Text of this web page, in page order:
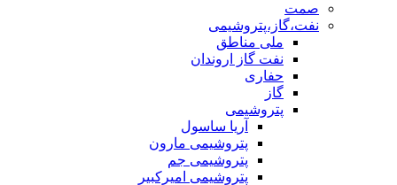
صمت
نفت،گاز،پتروشیمی
ملی مناطق
نفت گاز اروندان
حفاری
گاز
پتروشیمی
آریا ساسول
پتروشیمی مارون
پتروشیمی جم
پتروشیمی امیرکبیر